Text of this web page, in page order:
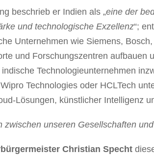
beschrieb er Indien als „eine der
und technologische Exzellenz“;
Unternehmen wie Siemens,
und Forschungszentren aufbauen
Technologieunternehmen
Technologies oder HCLTech
Lösungen, künstlicher Intelligenz
zwischen unseren Gesellschaften
Christian Specht